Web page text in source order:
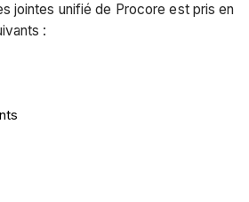
jointes unifié de Procore est pris en
: